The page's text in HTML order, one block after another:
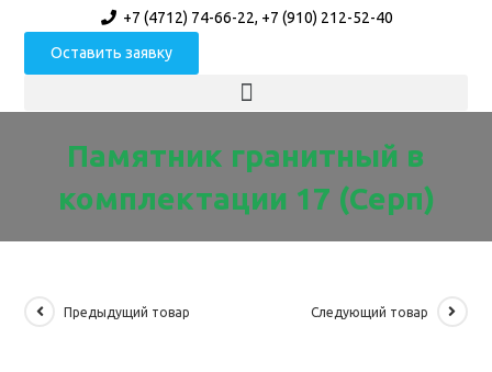
+7 (4712) 74-66-22, +7 (910) 212-52-40
Оставить заявку
Памятник гранитный в
комплектации 17 (Серп)
Предыдущий товар Следующий товар